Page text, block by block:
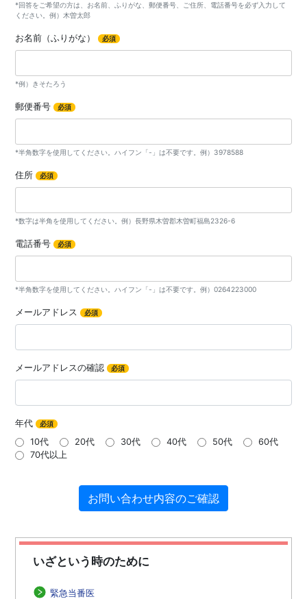
いざという時のために
緊急当番医
*回答をご希望の方は、お名前、ふりがな、郵便番号、ご住所、電話番号を必ず入力して
ください。例）木曽太郎
お名前（ふりがな） 必須
*例）きそたろう
郵便番号 必須
*半角数字を使用してください。ハイフン「-」は不要です。例）3978588
住所 必須
*数字は半角を使用してください。例）長野県木曽郡木曽町福島2326-6
電話番号 必須
*半角数字を使用してください。ハイフン「-」は不要です。例）0264223000
メールアドレス 必須
メールアドレスの確認 必須
年代 必須
10代 20代 30代 40代 50代
60代
70代以上